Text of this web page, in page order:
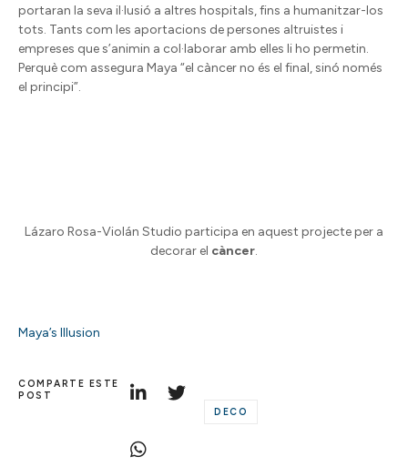
portaran la seva il·lusió a altres hospitals, fins a humanitzar-los
tots. Tants com les aportacions de persones altruistes i
empreses que s’animin a col·laborar amb elles li ho permetin.
Perquè com assegura Maya “el càncer no és el final, sinó només
el principi”.
Lázaro Rosa-Violán Studio participa en aquest projecte per a
decorar el càncer.
Maya’s Illusion
COMPARTE ESTE
POST
DECO